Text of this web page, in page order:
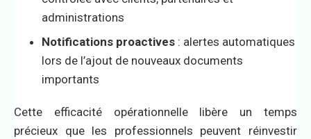
administrations
Notifications proactives : alertes automatiques
lors de l’ajout de nouveaux documents
importants
Cette efficacité opérationnelle libère un temps
précieux que les professionnels peuvent réinvestir